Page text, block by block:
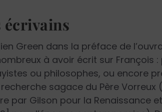
écrivains
Green dans la préface de
à avoir écrit sur François
ou philosophes, ou encore
sagace du Père Vorreux
par Gilson pour la Renaissance